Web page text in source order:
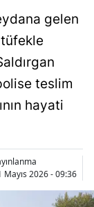
Artvin
Aydın
Balıkesir
Bilecik
Bolu
gelen
teslim
hayati
Mayıs 2026 - 09:36